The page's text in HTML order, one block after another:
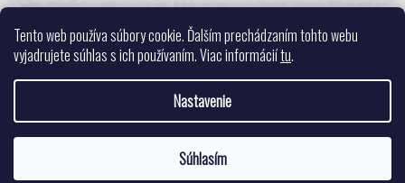
Tento web používa súbory cookie. Ďalším prechádzaním tohto webu
vyjadrujete súhlas s ich používaním. Viac informáciítu.
Nastavenie
Súhlasím
Realizovalo štúdio ADATELIER
Vytvoril Shoptet
Pingpongshop.sk - Športové potreby